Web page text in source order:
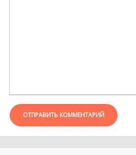
ОТПРАВИТЬ КОММЕНТАРИЙ